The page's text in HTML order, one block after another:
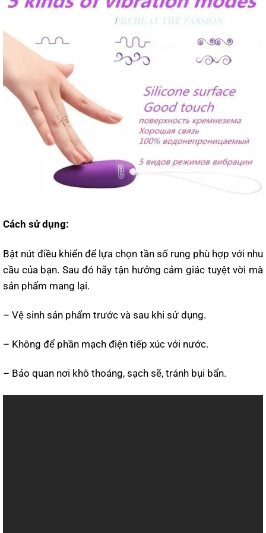
Cách sử dụng:
Bật nút điều khiển để lựa chọn tần số rung phù hợp với nhu
cầu của bạn. Sau đó hãy tận hưởng cảm giác tuyệt vời mà
sản phẩm mang lại.
– Vệ sinh sản phẩm trước và sau khi sử dụng.
– Không để phần mạch điện tiếp xúc với nước.
– Bảo quan nơi khô thoáng, sạch sẽ, tránh bụi bẩn.